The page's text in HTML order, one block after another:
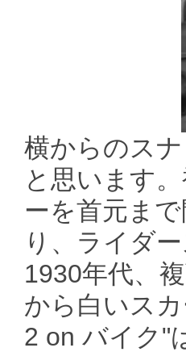
横からのス
と思います
ーを首元ま
り、ライダ
1930年代、
から白いス
2 on バイク"